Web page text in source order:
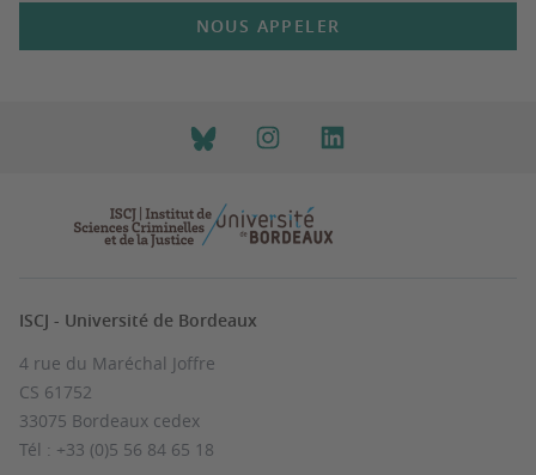
NOUS APPELER
ISCJ - Université de Bordeaux
4 rue du Maréchal Joffre
CS 61752
33075 Bordeaux cedex
Tél : +33 (0)5 56 84 65 18